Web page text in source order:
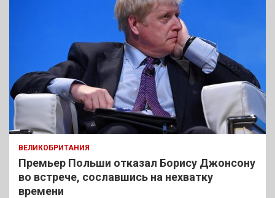
ВЕЛИКОБРИТАНИЯ
Премьер Польши отказал Борису Джонсону
во встрече, сославшись на нехватку
времени